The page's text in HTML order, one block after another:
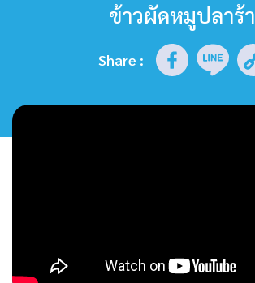
รายการย้อนหลัง
ข้าวผัดหมูปลาร้า
Share :